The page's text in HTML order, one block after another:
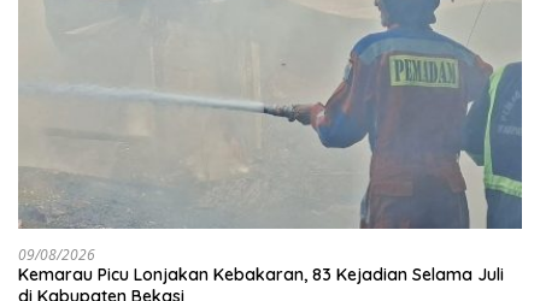
09/08/2026
Kemarau Picu Lonjakan Kebakaran, 83 Kejadian Selama Juli
di Kabupaten Bekasi